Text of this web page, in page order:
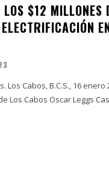
$12 MILLONES
Los Cabos Oscar Leggs